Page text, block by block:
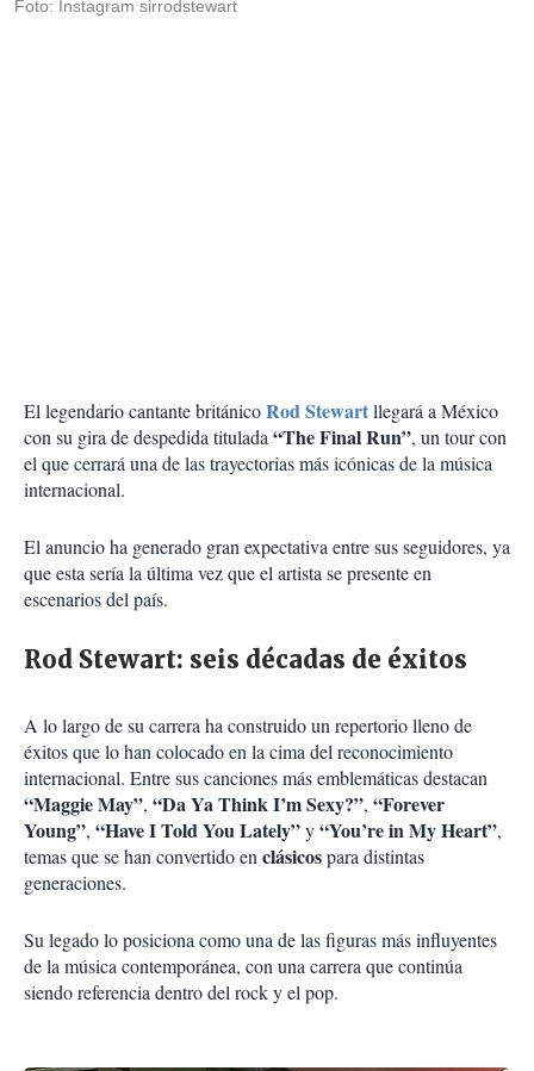
Foto: Instagram sirrodstewart
El legendario cantante británicoRod Stewartllegará a México
con su gira de despedida titulada“The Final Run”, un tour con
el que cerrará una de las trayectorias más icónicas de la música
internacional.
El anuncio ha generado gran expectativa entre sus seguidores, ya
que esta sería la última vez que el artista se presente en
escenarios del país.
Rod Stewart: seis décadas de éxitos
A lo largo de su carrera ha construido un repertorio lleno de
éxitos que lo han colocado en la cima del reconocimiento
internacional. Entre sus canciones más emblemáticas destacan
“Maggie May”, “Da Ya Think I’m Sexy?”, “Forever
Young”, “Have I Told You Lately”y“You’re in My Heart”,
temas que se han convertido enclásicospara distintas
generaciones.
Su legado lo posiciona como una de las figuras más influyentes
de la música contemporánea, con una carrera que continúa
siendo referencia dentro del rock y el pop.